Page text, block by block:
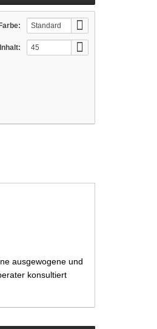
Standard
Inhalt:
45
ausgewogene und
konsultiert